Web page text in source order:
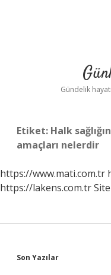
Gündelik
Etiket: Halk
amaçları nelerdir
https://www.mati.com.tr
https://lakens.com.tr
Sidebar
Son Yazılar